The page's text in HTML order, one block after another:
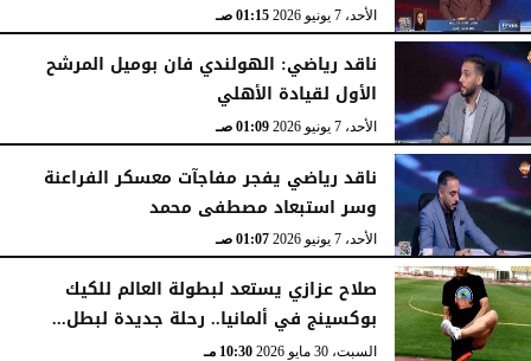
الأحد، 7 يونيو 2026 01:15 صـ
ناقد رياضي: الهولندي فان بوميل المرشح
الأول لقيادة الأهلي
الأحد، 7 يونيو 2026 01:09 صـ
ناقد رياضي يفجر مفاجآت معسكر الفراعنة
وسر استبعاد مصطفى محمد
الأحد، 7 يونيو 2026 01:07 صـ
صلاح عزازي يستعد لبطولة العالم للكيك
بوكسينج في ألمانيا.. رحلة جديدة لبطل...
السبت، 30 مايو 2026 10:30 مـ